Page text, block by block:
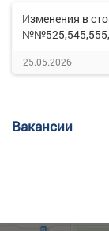
Изменения в
25.05.2026
Вакансии